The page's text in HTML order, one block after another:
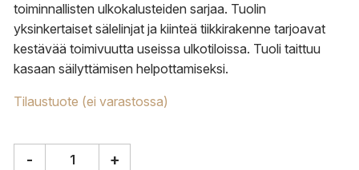
toiminnallisten ulkokalusteiden sarjaa. Tuolin
yksinkertaiset sälelinjat ja kiinteä tiikkirakenne tarjoavat
kestävää toimivuutta useissa ulkotiloissa. Tuoli taittuu
kasaan säilyttämisen helpottamiseksi.
Tilaustuote (ei varastossa)
- +